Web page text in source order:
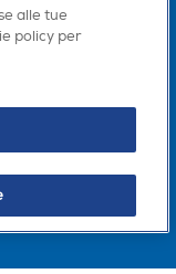
alle tue
policy per